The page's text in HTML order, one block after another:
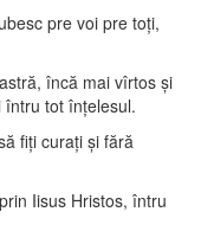
pre voi pre toţi,
încă mai vîrtos şi
întru tot înţelesul.
fiţi curaţi şi fără
Iisus Hristos, întru